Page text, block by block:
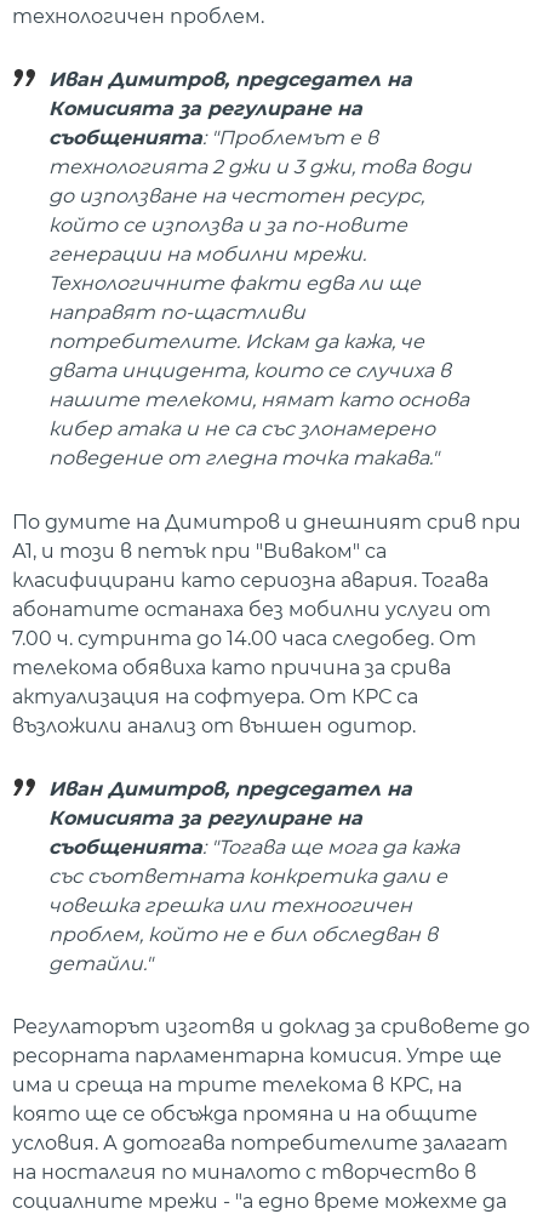
технологичен проблем.
Иван Димитров, председател на
Комисията за регулиране на
съобщенията: "Проблемът е в
технологията 2 джи и 3 джи, това води
до използване на честотен ресурс,
който се използва и за по-новите
генерации на мобилни мрежи.
Технологичните факти едва ли ще
направят по-щастливи
потребителите. Искам да кажа, че
двата инцидента, които се случиха в
нашите телекоми, нямат като основа
кибер атака и не са със злонамерено
поведение от гледна точка такава."
По думите на Димитров и днешният срив при
А1, и този в петък при "Виваком" са
класифицирани като сериозна авария. Тогава
абонатите останаха без мобилни услуги от
7.00 ч. сутринта до 14.00 часа следобед. От
телекома обявиха като причина за срива
актуализация на софтуера. От КРС са
възложили анализ от външен одитор.
Иван Димитров, председател на
Комисията за регулиране на
съобщенията: "Тогава ще мога да кажа
със съответната конкретика дали е
човешка грешка или техноогичен
проблем, който не е бил обследван в
детайли."
Регулаторът изготвя и доклад за сривовете до
ресорната парламентарна комисия. Утре ще
има и среща на трите телекома в КРС, на
която ще се обсъжда промяна и на общите
условия. А дотогава потребителите залагат
на носталгия по миналото с творчество в
социалните мрежи - "а едно време можехме да